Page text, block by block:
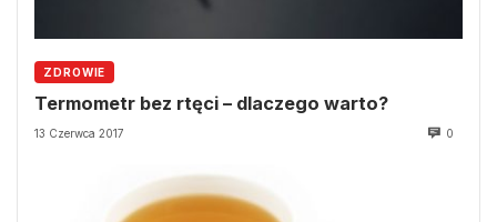
ZDROWIE
Termometr bez rtęci – dlaczego warto?
13 Czerwca 2017 0